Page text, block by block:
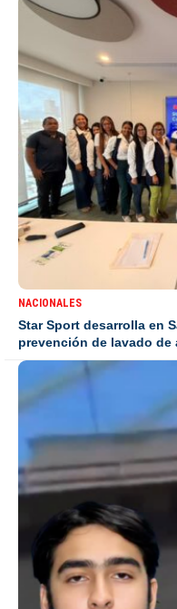
NACIONALES
Star Sport desarrolla en
prevención de lavado